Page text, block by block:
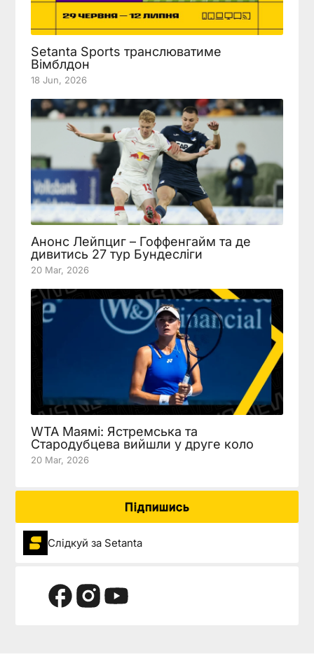
Setanta Sports транслюватиме
Вімблдон
18 Jun, 2026
Анонс Лейпциг – Гоффенгайм та де
дивитись 27 тур Бундесліги
20 Mar, 2026
WTA Маямі: Ястремська та
Стародубцева вийшли у друге коло
20 Mar, 2026
Підпишись
Слідкуй за Setanta